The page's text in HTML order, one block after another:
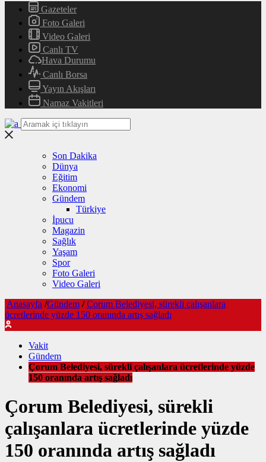
Gazeteler
Foto Galeri
Video Galeri
Canlı TV
Hava Durumu
Canlı Borsa
Yayın Akışları
Namaz Vakitleri
Son Dakika
Dünya
Eğitim
Ekonomi
Gündem
Türkiye
İpucu
Magazin
Sağlık
Yaşam
Spor
Foto Galeri
Video Galeri
Anasayfa /Gündem / Çorum Belediyesi, sürekli çalışanlara
ücretlerinde yüzde 150 oranında artış sağladı
Vakit
Gündem
Çorum Belediyesi, sürekli çalışanlara ücretlerinde yüzde
150 oranında artış sağladı
Çorum Belediyesi, sürekli
çalışanlara ücretlerinde yüzde
150 oranında artış sağladı